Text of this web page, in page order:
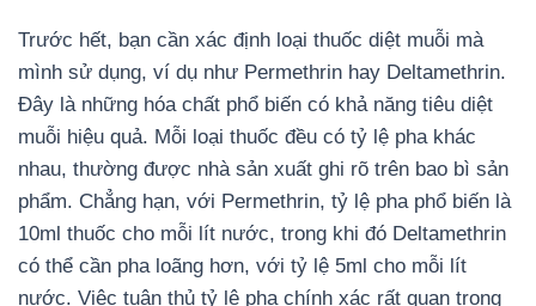
Trước hết, bạn cần xác định loại thuốc diệt muỗi mà
mình sử dụng, ví dụ như Permethrin hay Deltamethrin.
Đây là những hóa chất phổ biến có khả năng tiêu diệt
muỗi hiệu quả. Mỗi loại thuốc đều có tỷ lệ pha khác
nhau, thường được nhà sản xuất ghi rõ trên bao bì sản
phẩm. Chẳng hạn, với Permethrin, tỷ lệ pha phổ biến là
10ml thuốc cho mỗi lít nước, trong khi đó Deltamethrin
có thể cần pha loãng hơn, với tỷ lệ 5ml cho mỗi lít
nước. Việc tuân thủ tỷ lệ pha chính xác rất quan trọng